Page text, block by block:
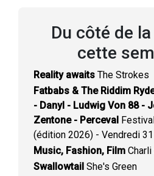
Du côté de
cette
Reality awaits The Strokes
Fatbabs & The Riddim
- Danyl - Ludwig Von 88 -
Zentone - Perceval
(édition 2026) - Vendredi
Music, Fashion, Film
Swallowtail She's Green